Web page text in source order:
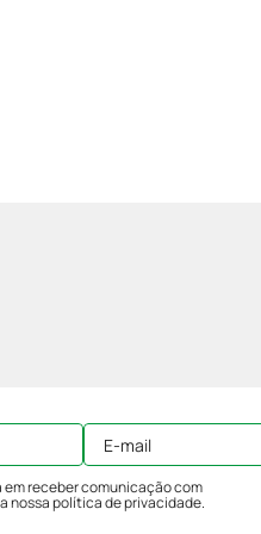
receber comunicação com
nossapolítica de privacidade.